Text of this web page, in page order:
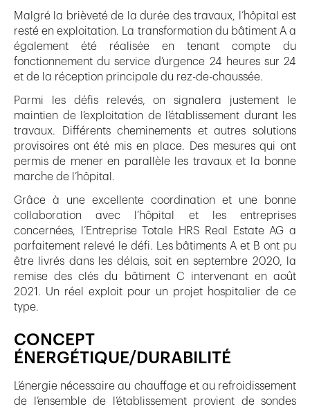
Malgré la brièveté de la durée des travaux, l’hôpital est
resté en exploitation. La transformation du bâtiment A a
également été réalisée en tenant compte du
fonctionnement du service d’urgence 24 heures sur 24
et de la réception principale du rez-de-chaussée.
Parmi les défis relevés, on signalera justement le
maintien de l’exploitation de l’établissement durant les
travaux. Différents cheminements et autres solutions
provisoires ont été mis en place. Des mesures qui ont
permis de mener en parallèle les travaux et la bonne
marche de l’hôpital.
Grâce à une excellente coordination et une bonne
collaboration avec l’hôpital et les entreprises
concernées, l’Entreprise Totale HRS Real Estate AG a
parfaitement relevé le défi. Les bâtiments A et B ont pu
être livrés dans les délais, soit en septembre 2020, la
remise des clés du bâtiment C intervenant en août
2021. Un réel exploit pour un projet hospitalier de ce
type.
CONCEPT
ÉNERGÉTIQUE/DURABILITÉ
L’énergie nécessaire au chauffage et au refroidissement
de l’ensemble de l’établissement provient de sondes